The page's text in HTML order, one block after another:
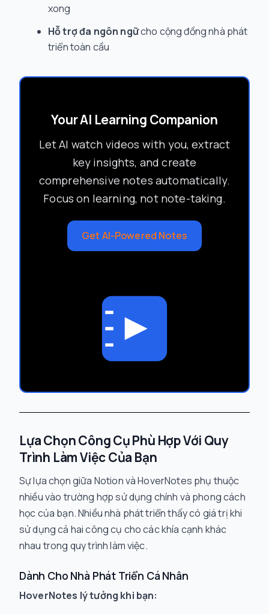
xong
Hỗ trợ đa ngôn ngữcho cộng đồng nhà phát
triển toàn cầu
Your AI Learning Companion
Let AI watch videos with you, extract
key insights, and create
comprehensive notes automatically.
Focus on learning, not note-taking.
Get AI-Powered Notes
Lựa Chọn Công Cụ Phù Hợp Với Quy
Trình Làm Việc Của Bạn
Sự lựa chọn giữa Notion và HoverNotes phụ thuộc
nhiều vào trường hợp sử dụng chính và phong cách
học của bạn. Nhiều nhà phát triển thấy có giá trị khi
sử dụng cả hai công cụ cho các khía cạnh khác
nhau trong quy trình làm việc.
Dành Cho Nhà Phát Triển Cá Nhân
HoverNotes lý tưởng khi bạn: